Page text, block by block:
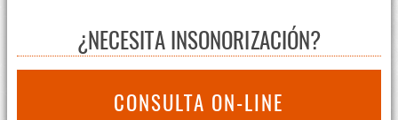
¿NECESITA INSONORIZACIÓN?
CONSULTA ON-LINE